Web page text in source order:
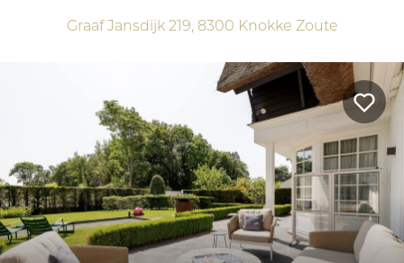
Graaf Jansdijk 219, 8300 Knokke Zoute